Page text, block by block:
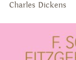
Charles Dickens